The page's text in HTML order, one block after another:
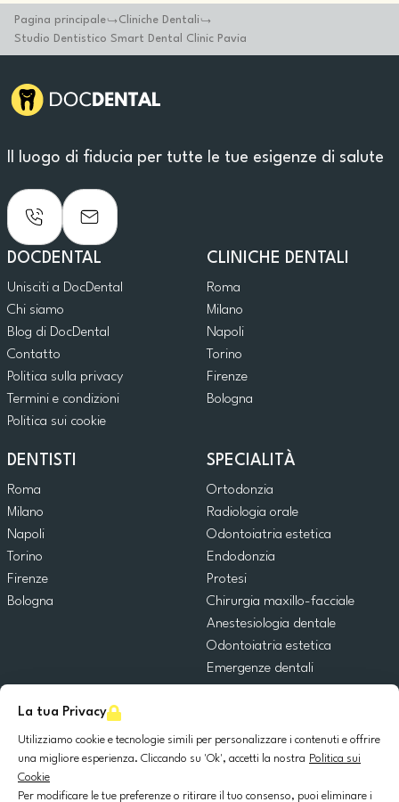
La tua Privacy
Utilizziamo cookie e tecnologie simili per personalizzare i contenuti e offrire
una migliore esperienza. Cliccando su 'Ok', accetti la nostra Politica sui
Cookie
Per modificare le tue preferenze o ritirare il tuo consenso, puoi eliminare i
Pagina principale
Cliniche Dentali
Studio Dentistico Smart Dental Clinic Pavia
Il luogo di fiducia per tutte le tue esigenze di salute
DOCDENTAL
Unisciti a DocDental
Chi siamo
Blog di DocDental
Contatto
Politica sulla privacy
Termini e condizioni
Politica sui cookie
CLINICHE DENTALI
Roma
Milano
Napoli
Torino
Firenze
Bologna
DENTISTI
Roma
Milano
Napoli
Torino
Firenze
Bologna
SPECIALITÀ
Ortodonzia
Radiologia orale
Odontoiatria estetica
Endodonzia
Protesi
Chirurgia maxillo-facciale
Anestesiologia dentale
Odontoiatria estetica
Emergenze dentali
Chirurgia orale
Implantologia dentale